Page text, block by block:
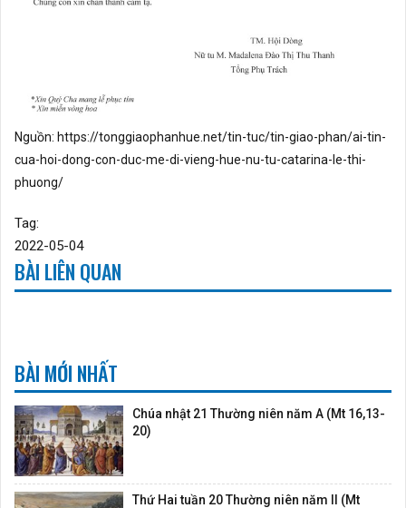
Nguồn: https://tonggiaophanhue.net/tin-tuc/tin-giao-phan/ai-tin-
cua-hoi-dong-con-duc-me-di-vieng-hue-nu-tu-catarina-le-thi-
phuong/
Tag:
2022-05-04
BÀI LIÊN QUAN
BÀI MỚI NHẤT
Chúa nhật 21 Thường niên năm A (Mt 16,13-
20)
Thứ Hai tuần 20 Thường niên năm II (Mt